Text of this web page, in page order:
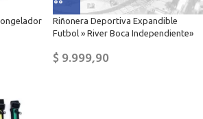
Riñonera Deportiva Expandible
Futbol » River Boca Independiente»
$9.999,90